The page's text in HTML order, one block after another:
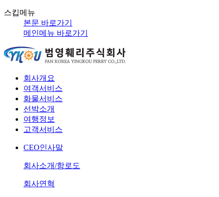
스킵메뉴
본문 바로가기
메인메뉴 바로가기
회사개요
여객서비스
화물서비스
선박소개
여행정보
고객서비스
CEO인사말
회사소개/항로도
회사연혁